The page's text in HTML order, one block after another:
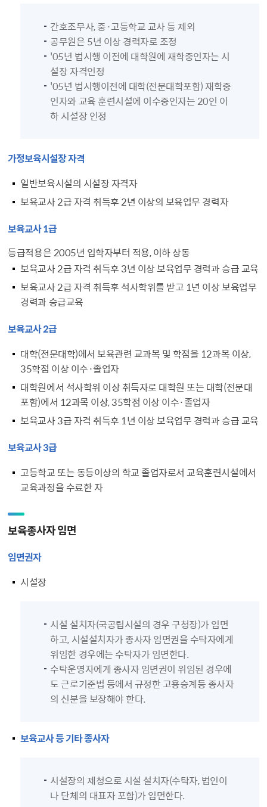
간호조무사, 중·고등학교 교사 등 제외
공무원은 5년 이상 경력자로 조정
'05년 법시행 이전에 대학원에 재학중인자는 시
설장 자격인정
'05년 법시행이전에 대학(전문대학포함) 재학중
인자와 교육 훈련시설에 이수중인자는 20인 이
하 시설장 인정
가정보육시설장 자격
일반보육시설의 시설장 자격자
보육교사 2급 자격 취득후 2년 이상의 보육업무 경력자
보육교사 1급
등급적용은 2005년 입학자부터 적용, 이하 상동
보육교사 2급 자격 취득후 3년 이상 보육업무 경력과 승급 교육
보육교사 2급 자격 취득후 석사학위를 받고 1년 이상 보육업무
경력과 승급교육
보육교사 2급
대학(전문대학)에서 보육관련 교과목 및 학점을 12과목 이상,
35학점 이상 이수·졸업자
대학원에서 석사학위 이상 취득자로 대학원 또는 대학(전문대
포함)에서 12과목 이상, 35학점 이상 이수·졸업자
보육교사 3급 자격 취득후 1년 이상 보육업무 경력과 승급 교육
보육교사 3급
고등학교 또는 동등이상의 학교 졸업자로서 교육훈련시설에서
교육과정을 수료한 자
보육종사자 임면
임면권자
시설장
시설 설치자(국공립시설의 경우 구청장)가 임면
하고, 시설설치자가 종사자 임면권을 수탁자에게
위임한 경우에는 수탁자가 임면한다.
수탁운영자에게 종사자 임면권이 위임된 경우에
도 근로기준법 등에서 규정한 고용승계등 종사자
의 신분을 보장해야 한다.
보육교사 등 기타 종사자
시설장의 제청으로 시설 설치자(수탁자, 법인이
나 단체의 대표자 포함)가 임면한다.